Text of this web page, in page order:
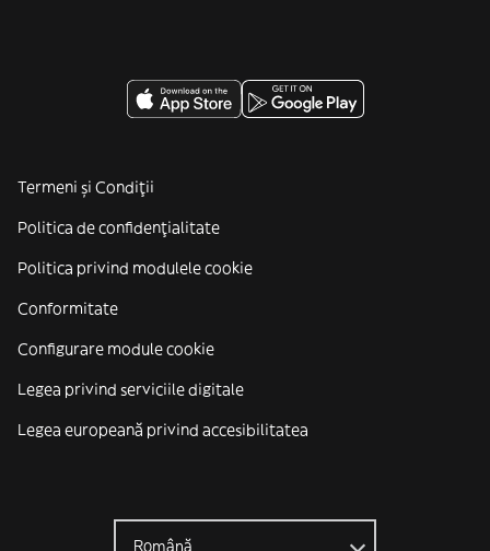
Termeni și Condiții
Politica de confidenţialitate
Politica privind modulele cookie
Conformitate
Configurare module cookie
Legea privind serviciile digitale
Legea europeană privind accesibilitatea